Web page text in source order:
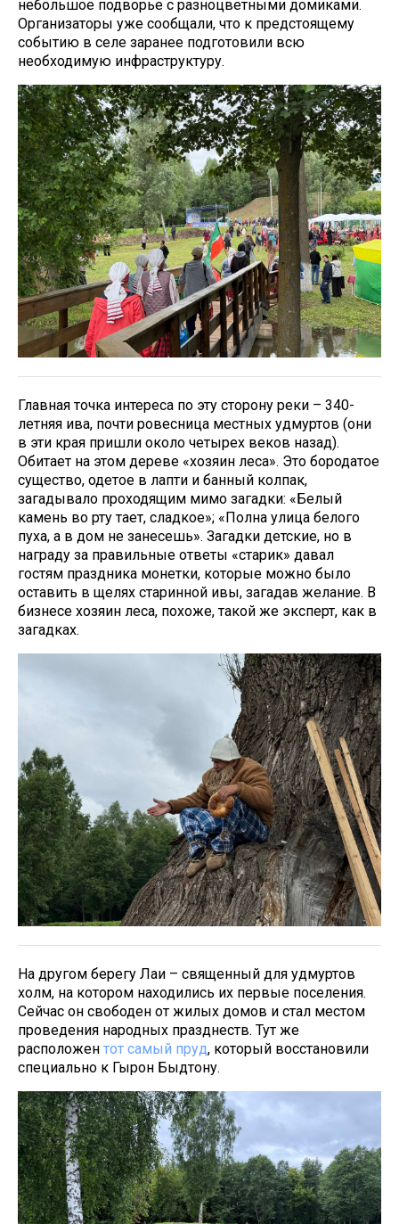
небольшое подворье с разноцветными домиками.
Организаторы уже сообщали, что к предстоящему
событию в селе заранее подготовили всю
необходимую инфраструктуру.
Главная точка интереса по эту сторону реки – 340-
летняя ива, почти ровесница местных удмуртов (они
в эти края пришли около четырех веков назад).
Обитает на этом дереве «хозяин леса». Это бородатое
существо, одетое в лапти и банный колпак,
загадывало проходящим мимо загадки: «Белый
камень во рту тает, сладкое»; «Полна улица белого
пуха, а в дом не занесешь». Загадки детские, но в
награду за правильные ответы «старик» давал
гостям праздника монетки, которые можно было
оставить в щелях старинной ивы, загадав желание. В
бизнесе хозяин леса, похоже, такой же эксперт, как в
загадках.
На другом берегу Лаи – священный для удмуртов
холм, на котором находились их первые поселения.
Сейчас он свободен от жилых домов и стал местом
проведения народных празднеств. Тут же
расположен тот самый пруд, который восстановили
специально к Гырон Быдтону.